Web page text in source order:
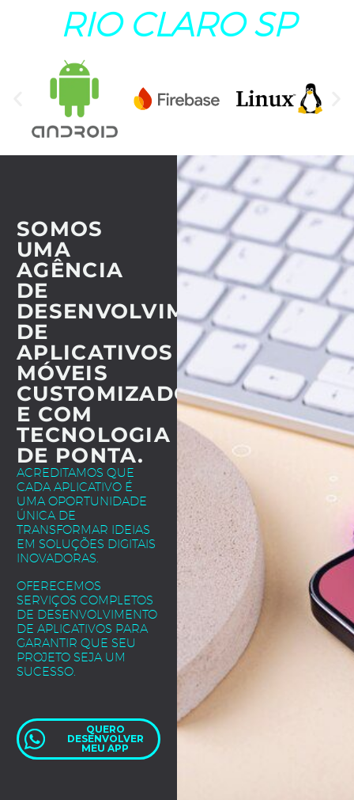
RIO CLARO SP
SOMOS
UMA
AGÊNCIA
DE
DESENVOLVIMENTO
DE
APLICATIVOS
MÓVEIS
CUSTOMIZADOS
E COM
TECNOLOGIA
DE PONTA.
ACREDITAMOS QUE
CADA APLICATIVO É
UMA OPORTUNIDADE
ÚNICA DE
TRANSFORMAR IDEIAS
EM SOLUÇÕES DIGITAIS
INOVADORAS.
OFERECEMOS
SERVIÇOS COMPLETOS
DE DESENVOLVIMENTO
DE APLICATIVOS PARA
GARANTIR QUE SEU
PROJETO SEJA UM
SUCESSO.
QUERO
DESENVOLVER
MEU APP